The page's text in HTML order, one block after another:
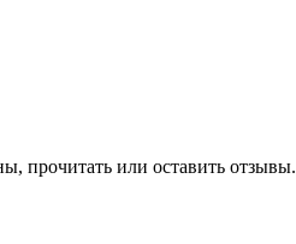
прочитать или оставить отзывы.